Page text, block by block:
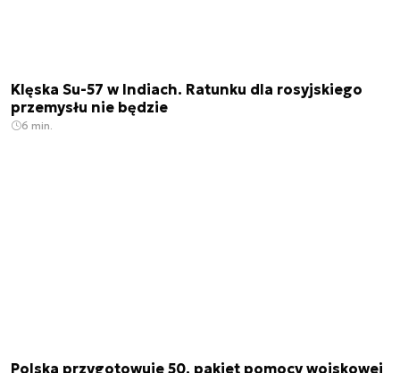
Klęska Su-57 w Indiach. Ratunku dla rosyjskiego
przemysłu nie będzie
6 min.
Polska przygotowuje 50. pakiet pomocy wojskowej